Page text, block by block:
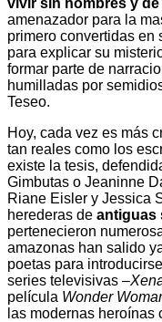
amenazador para la
primero convertidas en
para explicar su
formar parte de
humilladas por
Teseo.
Hoy, cada vez es más
tan reales como los
existe la tesis,
Gimbutas o Jeaninne
Riane Eisler y Jessica
herederas de antiguas
pertenecieron
amazonas han salido
poetas para
series televisivas –
película Wonder
las modernas heroínas